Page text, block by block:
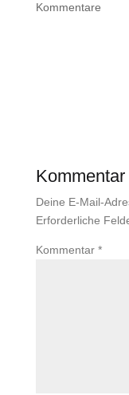
Kommentare
Deine E-Mail-
Erforderliche
Kommentar *